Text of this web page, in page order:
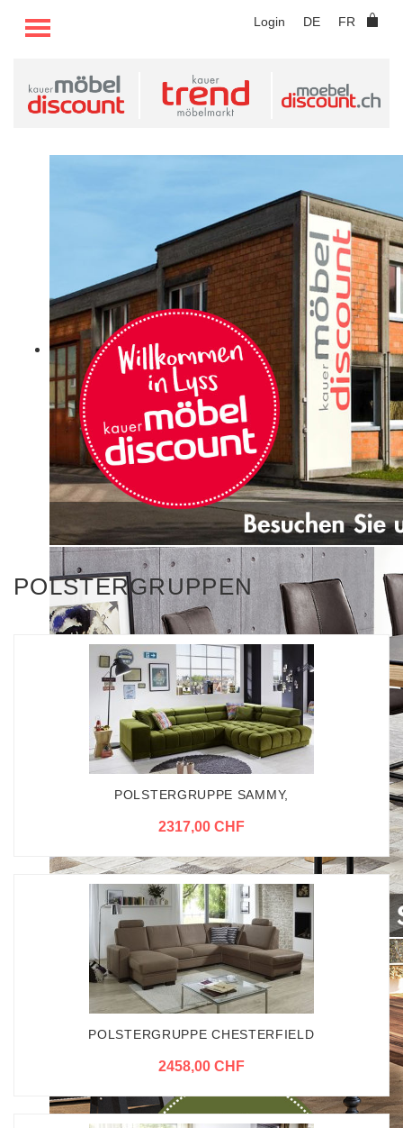
Login DE FR
TOGGLE MENU
POLSTERGRUPPEN
POLSTERGRUPPE SAMMY,
2317,00 CHF
POLSTERGRUPPE CHESTERFIELD
2458,00 CHF